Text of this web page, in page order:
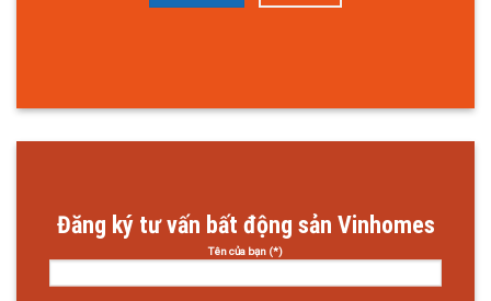
Đăng ký tư vấn bất động sản Vinhomes
Tên của bạn (*)